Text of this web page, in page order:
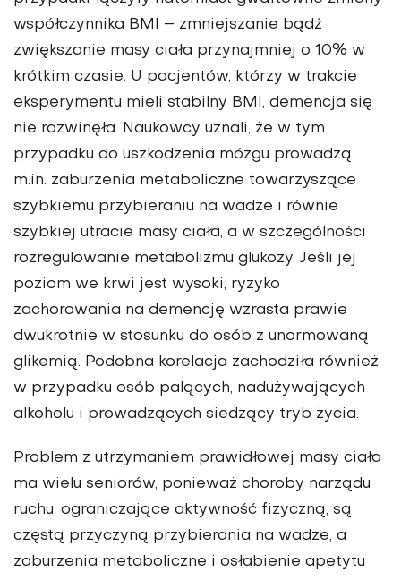
współczynnika BMI – zmniejszanie bądź
zwiększanie masy ciała przynajmniej o 10% w
krótkim czasie. U pacjentów, którzy w trakcie
eksperymentu mieli stabilny BMI, demencja się
nie rozwinęła. Naukowcy uznali, że w tym
przypadku do uszkodzenia mózgu prowadzą
m.in. zaburzenia metaboliczne towarzyszące
szybkiemu przybieraniu na wadze i równie
szybkiej utracie masy ciała, a w szczególności
rozregulowanie metabolizmu glukozy. Jeśli jej
poziom we krwi jest wysoki, ryzyko
zachorowania na demencję wzrasta prawie
dwukrotnie w stosunku do osób z unormowaną
glikemią. Podobna korelacja zachodziła również
w przypadku osób palących, nadużywających
alkoholu i prowadzących siedzący tryb życia.
Problem z utrzymaniem prawidłowej masy ciała
ma wielu seniorów, ponieważ choroby narządu
ruchu, ograniczające aktywność fizyczną, są
częstą przyczyną przybierania na wadze, a
zaburzenia metaboliczne i osłabienie apetytu